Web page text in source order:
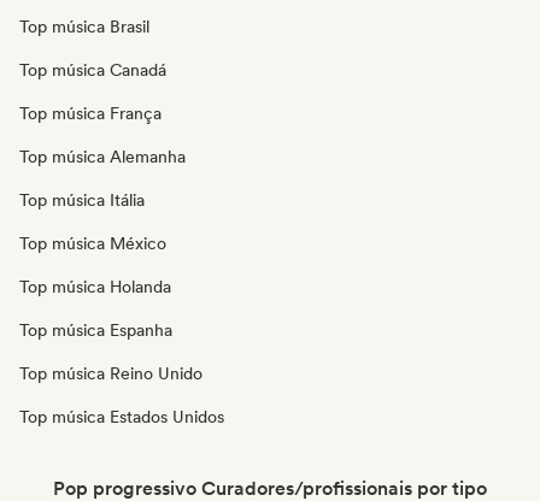
Top música Brasil
Top música Canadá
Top música França
Top música Alemanha
Top música Itália
Top música México
Top música Holanda
Top música Espanha
Top música Reino Unido
Top música Estados Unidos
Pop progressivo Curadores/profissionais por tipo